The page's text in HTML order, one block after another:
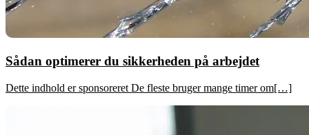
Sådan optimerer du sikkerheden på arbejdet
Dette indhold er sponsoreret De fleste bruger mange timer om[…]